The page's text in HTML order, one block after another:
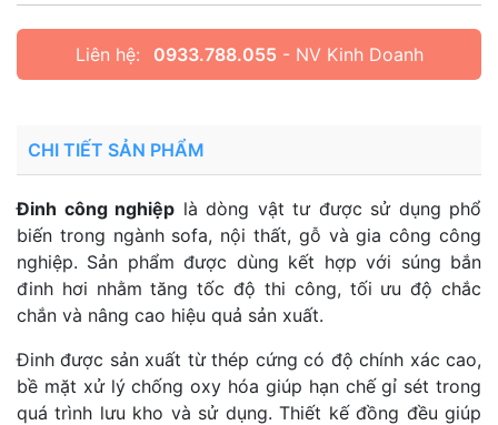
Liên hệ: 0933.788.055- NV Kinh Doanh
CHI TIẾT SẢN PHẨM
Đinh công nghiệp là dòng vật tư được sử dụng phổ
biến trong ngành sofa, nội thất, gỗ và gia công công
nghiệp. Sản phẩm được dùng kết hợp với súng bắn
đinh hơi nhằm tăng tốc độ thi công, tối ưu độ chắc
chắn và nâng cao hiệu quả sản xuất.
Đinh được sản xuất từ thép cứng có độ chính xác cao,
bề mặt xử lý chống oxy hóa giúp hạn chế gỉ sét trong
quá trình lưu kho và sử dụng. Thiết kế đồng đều giúp